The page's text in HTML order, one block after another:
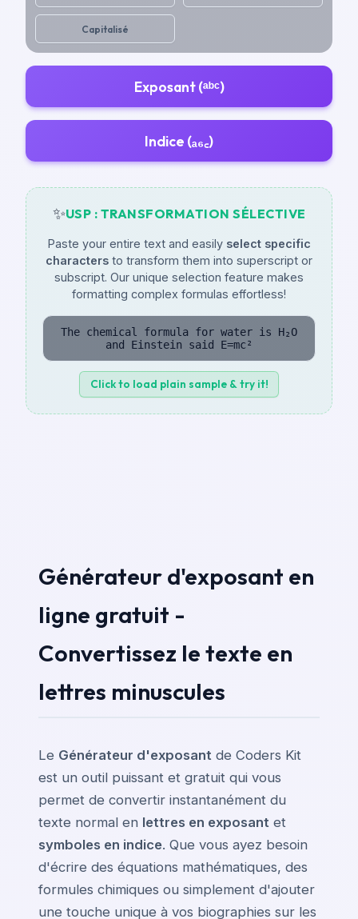
Capitalisé
Exposant (ᵃᵇᶜ)
Indice (ₐ₆꜀)
✨USP : TRANSFORMATION SÉLECTIVE
Paste your entire text and easily select specific
characters to transform them into superscript or
subscript. Our unique selection feature makes
formatting complex formulas effortless!
The chemical formula for water is H₂O
and Einstein said E=mc²
Click to load plain sample & try it!
Générateur d'exposant en
ligne gratuit -
Convertissez le texte en
lettres minuscules
Le Générateur d'exposant de Coders Kit
est un outil puissant et gratuit qui vous
permet de convertir instantanément du
texte normal en lettres en exposant et
symboles en indice. Que vous ayez besoin
d'écrire des équations mathématiques, des
formules chimiques ou simplement d'ajouter
une touche unique à vos biographies sur les